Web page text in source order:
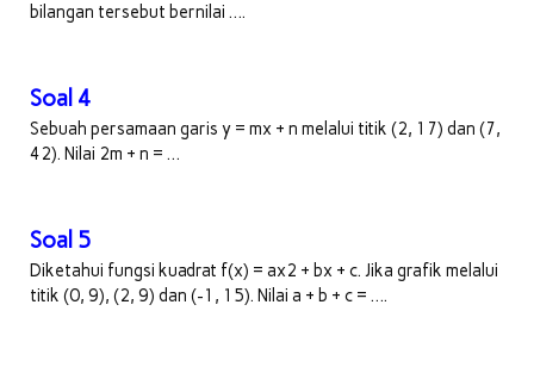
bilangan tersebut bernilai ….
Soal 4
Sebuah persamaan garis y = mx + n melalui titik (2, 17) dan (7,
42). Nilai 2m + n = …
Soal 5
Diketahui fungsi kuadrat f(x) = ax2 + bx + c. Jika grafik melalui
titik (0, 9), (2, 9) dan (-1, 15). Nilai a + b + c = ….